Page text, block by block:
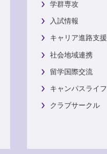
学群専攻
入試情報
キャリア進路支援
社会地域連携
留学国際交流
キャンパスライフ
クラブサークル